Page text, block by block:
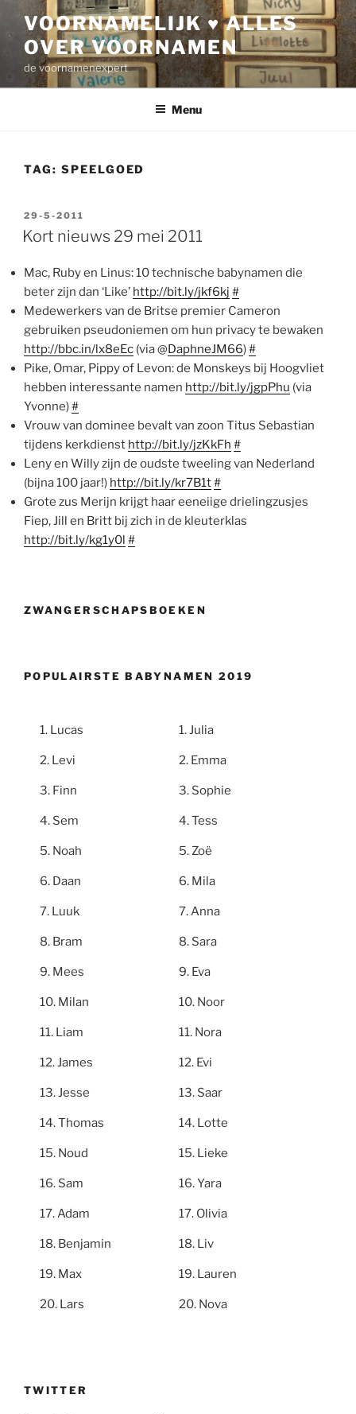
inhoud
VOORNAMELIJK ♥ ALLES
OVER VOORNAMEN
de voornamenexpert
Menu
TAG: SPEELGOED
GEPLAATST
OP
29-5-2011
Kort nieuws 29 mei 2011
Mac, Ruby en Linus: 10 technische babynamen die
beter zijn dan ‘Like’ http://bit.ly/jkf6kj #
Medewerkers van de Britse premier Cameron
gebruiken pseudoniemen om hun privacy te bewaken
http://bbc.in/lx8eEc (via @DaphneJM66)#
Pike, Omar, Pippy of Levon: de Monskeys bij Hoogvliet
hebben interessante namen http://bit.ly/jgpPhu (via
Yvonne)#
Vrouw van dominee bevalt van zoon Titus Sebastian
tijdens kerkdienst http://bit.ly/jzKkFh #
Leny en Willy zijn de oudste tweeling van Nederland
(bijna 100 jaar!) http://bit.ly/kr7B1t#
Grote zus Merijn krijgt haar eeneiige drielingzusjes
Fiep, Jill en Britt bij zich in de kleuterklas
http://bit.ly/kg1y0l #
ZWANGERSCHAPSBOEKEN
POPULAIRSTE BABYNAMEN 2019
Lucas
Levi
Finn
Sem
Noah
Daan
Luuk
Bram
Mees
Milan
Liam
James
Jesse
Thomas
Noud
Sam
Adam
Benjamin
Max
Lars
Julia
Emma
Sophie
Tess
Zoë
Mila
Anna
Sara
Eva
Noor
Nora
Evi
Saar
Lotte
Lieke
Yara
Olivia
Liv
Lauren
Nova
TWITTER